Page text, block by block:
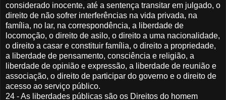
considerado inocente, até a sentença transitar em julgado, o
direito de não sofrer interferências na vida privada, na
família, no lar, na correspondência, a liberdade de
locomoção, o direito de asilo, o direito a uma nacionalidade,
o direito a casar e constituir família, o direito a propriedade,
a liberdade de pensamento, consciência e religião, a
liberdade de opinião e expressão, a liberdade de reunião e
associação, o direito de participar do governo e o direito de
acesso ao serviço público.
24 - As liberdades públicas são os Direitos do homem